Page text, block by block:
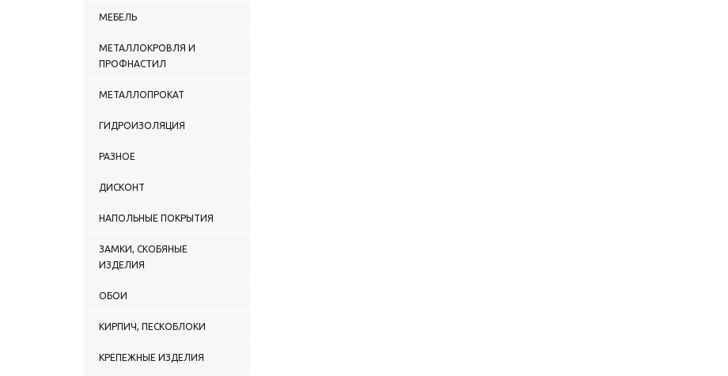
МЕБЕЛЬ
МЕТАЛЛОКРОВЛЯ И
ПРОФНАСТИЛ
МЕТАЛЛОПРОКАТ
ГИДРОИЗОЛЯЦИЯ
РАЗНОЕ
ДИСКОНТ
НАПОЛЬНЫЕ ПОКРЫТИЯ
ЗАМКИ, СКОБЯНЫЕ
ИЗДЕЛИЯ
ОБОИ
КИРПИЧ, ПЕСКОБЛОКИ
КРЕПЕЖНЫЕ ИЗДЕЛИЯ